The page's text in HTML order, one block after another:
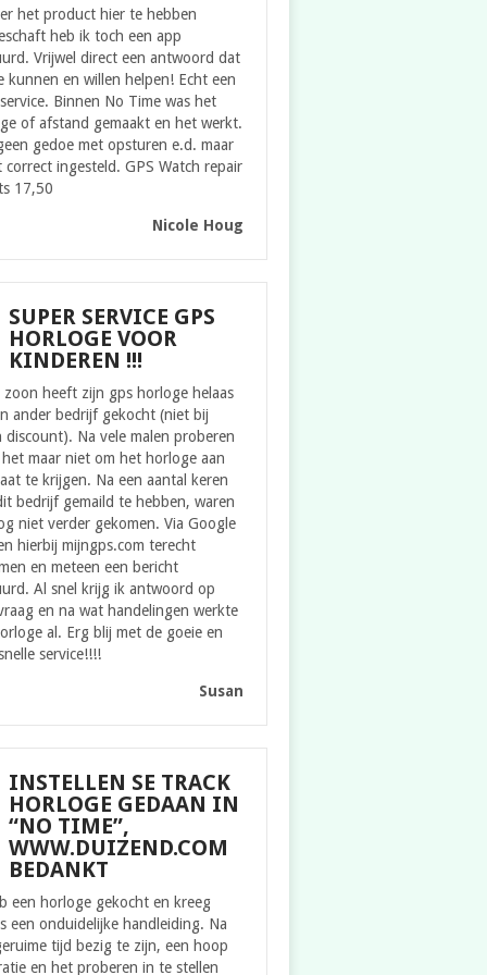
het product hier te hebben
heb ik toch een app
Vrijwel direct een antwoord dat
kunnen en willen helpen! Echt een
Binnen No Time was het
of afstand gemaakt en het werkt.
gedoe met opsturen e.d. maar
correct ingesteld. GPS Watch repair
17,50
Nicole Houg
SUPER SERVICE GPS
HORLOGE VOOR
KINDEREN !!!
zoon heeft zijn gps horloge helaas
ander bedrijf gekocht (niet bij
discount). Na vele malen proberen
maar niet om het horloge aan
te krijgen. Na een aantal keren
bedrijf gemaild te hebben, waren
niet verder gekomen. Via Google
hierbij mijngps.com terecht
en meteen een bericht
Al snel krijg ik antwoord op
en na wat handelingen werkte
al. Erg blij met de goeie en
service!!!!
Susan
INSTELLEN SE TRACK
HORLOGE GEDAAN IN
“NO TIME”,
WWW.DUIZEND.COM
BEDANKT
een horloge gekocht en kreeg
een onduidelijke handleiding. Na
tijd bezig te zijn, een hoop
en het proberen in te stellen